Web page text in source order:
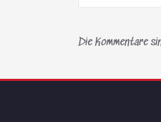
Die Kommentare